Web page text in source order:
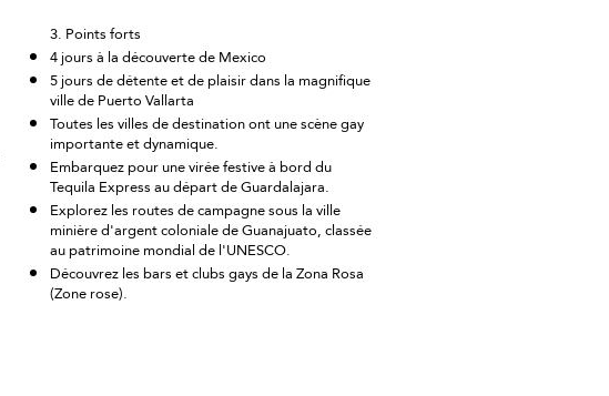
3. Points forts
4 jours à la découverte de Mexico
5 jours de détente et de plaisir dans la magnifique
ville de Puerto Vallarta
Toutes les villes de destination ont une scène gay
importante et dynamique.
Embarquez pour une virée festive à bord du
Tequila Express au départ de Guardalajara.
Explorez les routes de campagne sous la ville
minière d'argent coloniale de Guanajuato, classée
au patrimoine mondial de l'UNESCO.
Découvrez les bars et clubs gays de la Zona Rosa
(Zone rose).